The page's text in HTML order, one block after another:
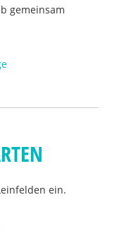
gemeinsam
ein.